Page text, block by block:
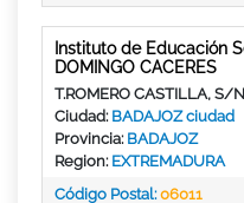
Instituto de Educación
DOMINGO CACERES
T.ROMERO CASTILLA, S/N
Ciudad: BADAJOZ ciudad
Provincia: BADAJOZ
Region: EXTREMADURA
Código Postal:06011